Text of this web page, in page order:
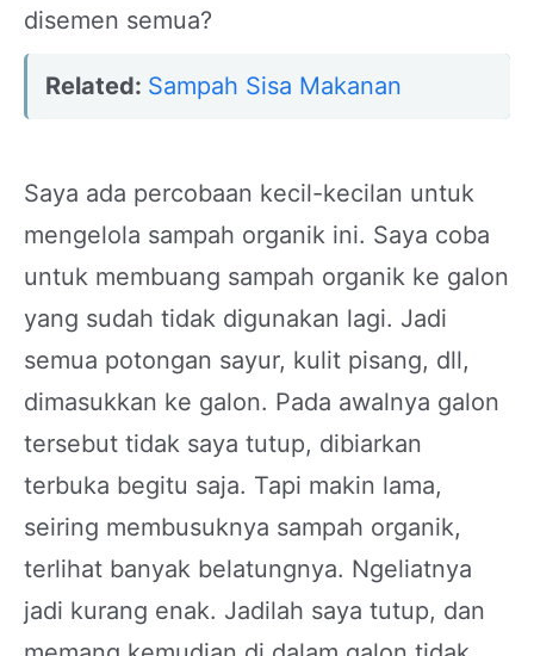
disemen semua?
Related: Sampah Sisa Makanan
Saya ada percobaan kecil-kecilan untuk
mengelola sampah organik ini. Saya coba
untuk membuang sampah organik ke galon
yang sudah tidak digunakan lagi. Jadi
semua potongan sayur, kulit pisang, dll,
dimasukkan ke galon. Pada awalnya galon
tersebut tidak saya tutup, dibiarkan
terbuka begitu saja. Tapi makin lama,
seiring membusuknya sampah organik,
terlihat banyak belatungnya. Ngeliatnya
jadi kurang enak. Jadilah saya tutup, dan